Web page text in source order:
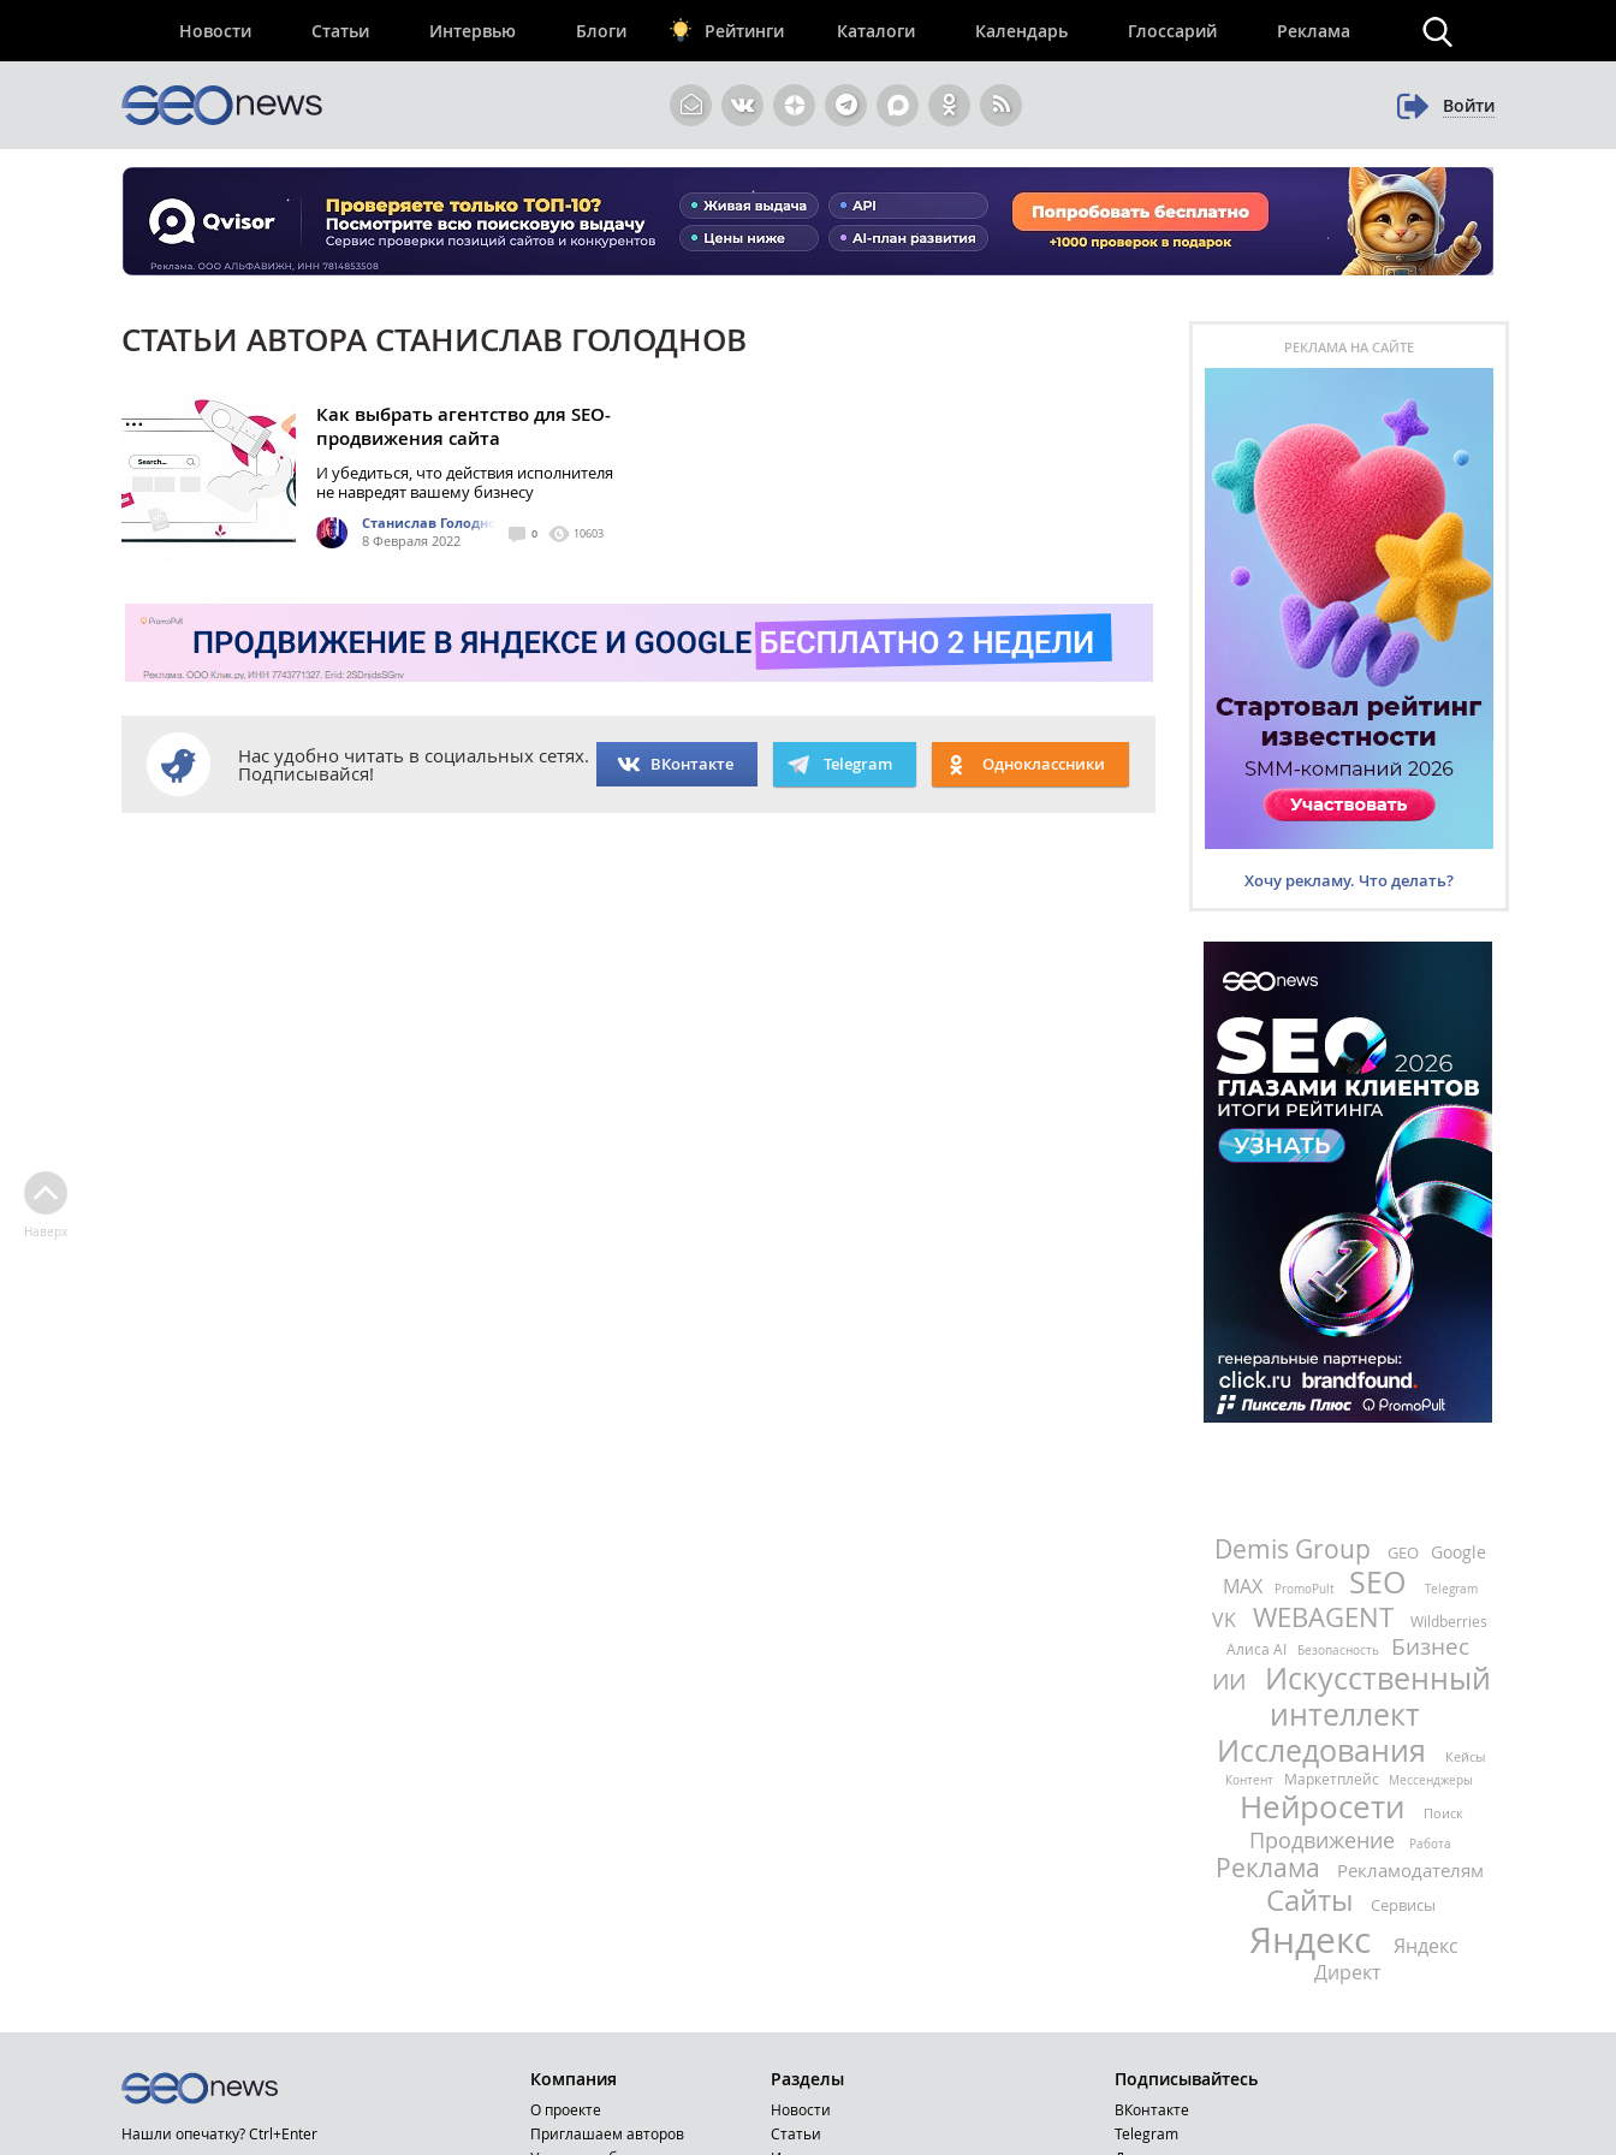
Новости Статьи Интервью Блоги Рейтинги Каталоги Календарь Глоссарий Реклама
Войти
СТАТЬИ АВТОРА СТАНИСЛАВ ГОЛОДНОВ
Как выбрать агентство для SEO-
продвижения сайта
И убедиться, что действия исполнителя
не навредят вашему бизнесу
Станислав Голоднов
8 Февраля 2022
0 10603
Нас удобно читать в социальных сетях.
Подписывайся! ВКонтакте Telegram Одноклассники
Наверх
РЕКЛАМА НА САЙТЕ
Хочу рекламу. Что делать?
Demis Group GEO Google
MAX PromoPult SEO Telegram
VK WEBAGENT
Wildberries
Алиса AI
Безопасность
Бизнес
ИИ
Искусственный
интеллект
Исследования
Кейсы
Контент Маркетплейс Мессенджеры
Нейросети Поиск
Продвижение Работа
Реклама Рекламодателям
Сайты Сервисы
Яндекс
Яндекс
Директ
Нашли опечатку? Ctrl+Enter
Компания
О проекте
Приглашаем авторов
Разделы
Новости
Статьи
Подписывайтесь
ВКонтакте
Telegram